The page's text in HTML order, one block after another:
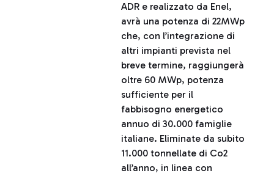
ADR e realizzato da Enel,
avrà una potenza di 22MWp
che, con l’integrazione di
altri impianti prevista nel
breve termine, raggiungerà
oltre 60 MWp, potenza
sufficiente per il
fabbisogno energetico
annuo di 30.000 famiglie
italiane. Eliminate da subito
11.000 tonnellate di Co2
all’anno, in linea con